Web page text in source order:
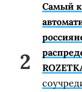
Самый